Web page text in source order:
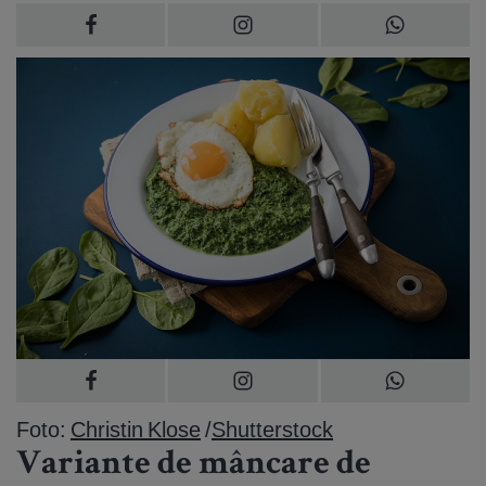
Foto: Christin Klose /Shutterstock
Variante de mâncare de